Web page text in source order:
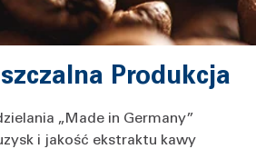
Produkcja
„Made in Germany”
i jakość ekstraktu kawy